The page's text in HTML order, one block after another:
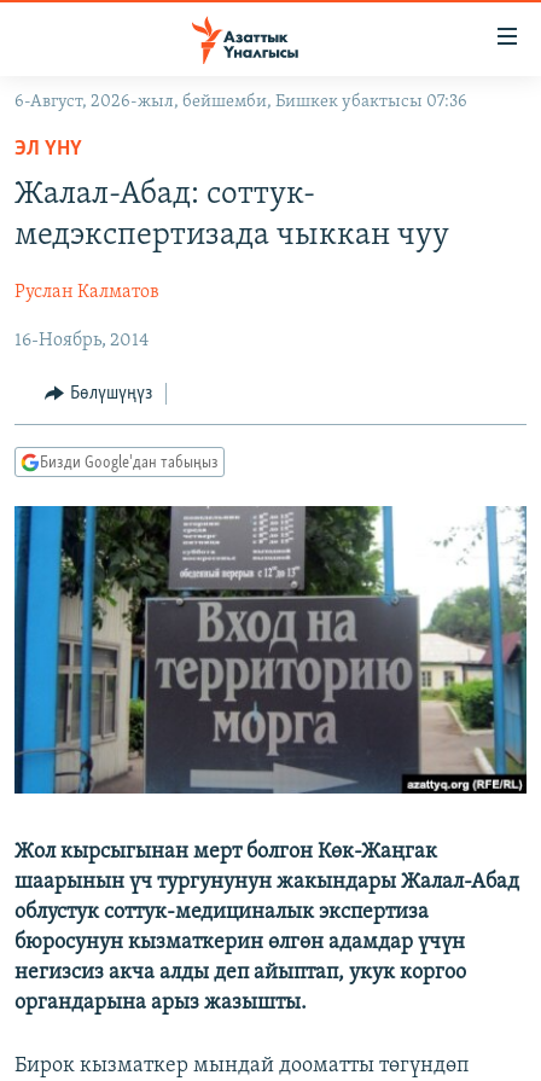
Навигацияга
өтүңүз
Издөөгө
салыңыз
ЭКОНОМИКА
МАДАНИЯТ
БОРБОР АЗИЯ
АТАЙЫН ИЛИКТӨӨ
ТВ ПРОГРАММАЛАР
БҮГҮН АЗАТТЫКТА
БИЗ ЖАНА ДҮЙНӨ
ДАНИСТЕ
ЭЖЕ-СИҢДИЛЕР
АЗАТТЫК+
ЫҢГАЙСЫЗ СУРООЛОР
ПОДКАСТ
ӨЗГӨЧӨ ПИКИР
ОНЛАЙН ШЕРИНЕ
ЭЕ/АРнун бардык сайттары
6-Август, 2026-жыл, бейшемби, Бишкек убактысы 07:36
ЭЛ ҮНҮ
Жалал-Абад: соттук-
медэкспертизада чыккан чуу
Руслан Калматов
16-Ноябрь, 2014
Бөлүшүңүз
Бизди Google'дан табыңыз
Жол кырсыгынан мерт болгон Көк-Жаңгак
шаарынын үч тургунунун жакындары Жалал-Абад
облустук соттук-медициналык экспертиза
бюросунун кызматкерин өлгөн адамдар үчүн
негизсиз акча алды деп айыптап, укук коргоо
органдарына арыз жазышты.
Бирок кызматкер мындай дооматты төгүндөп